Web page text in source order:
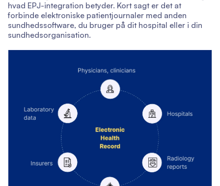
hvad EPJ-integration betyder. Kort sagt er det at
forbinde elektroniske patientjournaler med anden
sundhedssoftware, du bruger på dit hospital eller i din
sundhedsorganisation.